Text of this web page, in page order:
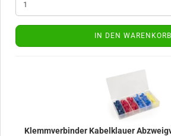
IN DEN WARENKORB
Klemmverbinder Kabelklauer